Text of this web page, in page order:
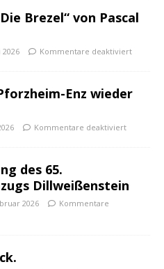
Brezel“ von Pascal
2026 Kommentare deaktiviert
Enz wieder
Kommentare deaktiviert
des 65.
Dillweißenstein
2026
Kommentare